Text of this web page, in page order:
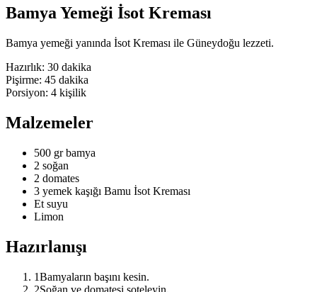
Bamya Yemeği İsot Kreması
Bamya yemeği yanında İsot Kreması ile Güneydoğu lezzeti.
Hazırlık: 30 dakika
Pişirme: 45 dakika
Porsiyon: 4 kişilik
Malzemeler
500 gr bamya
2 soğan
2 domates
3 yemek kaşığı Bamu İsot Kreması
Et suyu
Limon
Hazırlanışı
1Bamyaların başını kesin.
2Soğan ve domatesi soteleyin.